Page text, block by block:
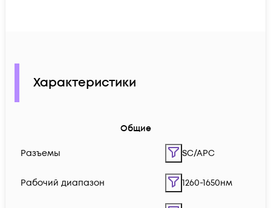
Характеристики
Общие
Разъемы SC/APC
Рабочий диапазон 1260-1650нм